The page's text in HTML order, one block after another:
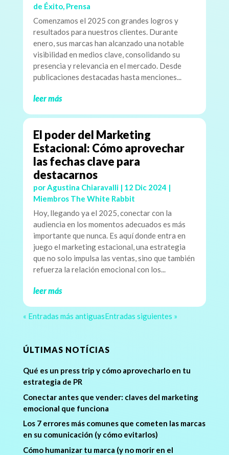
de Éxito, Prensa
Comenzamos el 2025 con grandes logros y
resultados para nuestros clientes. Durante
enero, sus marcas han alcanzado una notable
visibilidad en medios clave, consolidando su
presencia y relevancia en el mercado. Desde
publicaciones destacadas hasta menciones...
leer más
El poder del Marketing
Estacional: Cómo aprovechar
las fechas clave para
destacarnos
porAgustina Chiaravalli| 12 Dic 2024 |
Miembros The White Rabbit
Hoy, llegando ya el 2025, conectar con la
audiencia en los momentos adecuados es más
importante que nunca. Es aquí donde entra en
juego el marketing estacional, una estrategia
que no solo impulsa las ventas, sino que también
refuerza la relación emocional con los...
leer más
« Entradas más antiguasEntradas siguientes »
ÚLTIMAS NOTÍCIAS
Qué es un press trip y cómo aprovecharlo en tu
estrategia de PR
Conectar antes que vender: claves del marketing
emocional que funciona
Los 7 errores más comunes que cometen las marcas
en su comunicación (y cómo evitarlos)
Cómo humanizar tu marca (y no morir en el